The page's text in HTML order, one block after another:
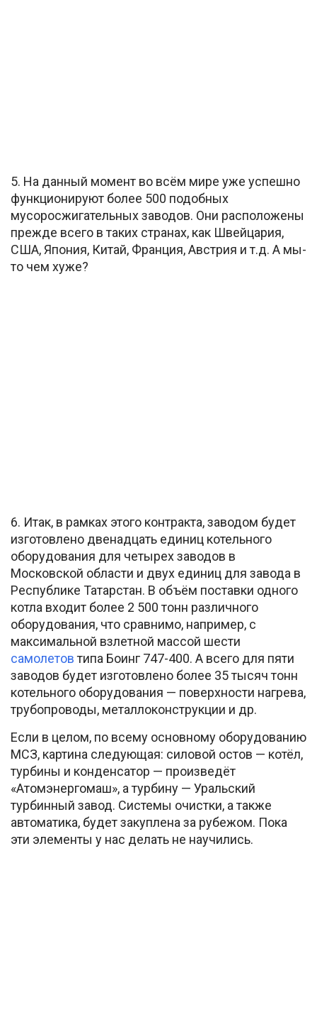
5. На данный момент во всём мире уже успешно
функционируют более 500 подобных
мусоросжигательных заводов. Они расположены
прежде всего в таких странах, как Швейцария,
США, Япония, Китай, Франция, Австрия и т.д. А мы-
то чем хуже?
6. Итак, в рамках этого контракта, заводом будет
изготовлено двенадцать единиц котельного
оборудования для четырех заводов в
Московской области и двух единиц для завода в
Республике Татарстан. В объём поставки одного
котла входит более 2 500 тонн различного
оборудования, что сравнимо, например, с
максимальной взлетной массой шести
самолетовтипа Боинг 747-400. А всего для пяти
заводов будет изготовлено более 35 тысяч тонн
котельного оборудования — поверхности нагрева,
трубопроводы, металлоконструкции и др.
Если в целом, по всему основному оборудованию
МСЗ, картина следующая: силовой остов — котёл,
турбины и конденсатор — произведёт
«Атомэнергомаш», а турбину — Уральский
турбинный завод. Системы очистки, а также
автоматика, будет закуплена за рубежом. Пока
эти элементы у нас делать не научились.